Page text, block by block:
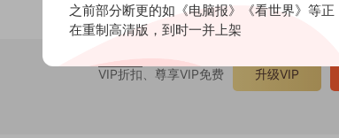
VIP折扣 、尊享VIP免费 升级VIP
之前部分断更的如《电脑报》《看世界》等正
在重制高清版，到时一并上架